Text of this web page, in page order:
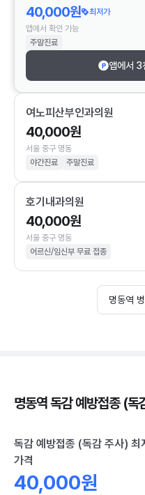
40,000원
최저가
앱에서 확인 가능
주말진료
앱에서 3
여노피산부인과의원
40,000원
서울 중구 명동
야간진료
주말진료
호기내과의원
40,000원
서울 중구 명동
어르신/임신부 무료 접종
명동역
명동역 독감 예방접종 (독
독감 예방접종 (독감 주사) 최
가격
40,000원